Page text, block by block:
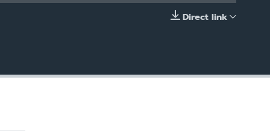
EMBED
Direct link